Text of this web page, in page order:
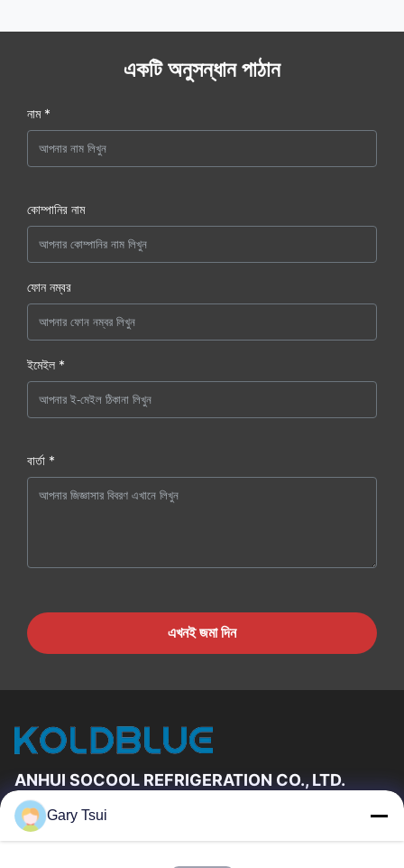
একটি অনুসন্ধান পাঠান
নাম *
কোম্পানির নাম
ফোন নম্বর
ইমেইল *
বার্তা *
এখনই জমা দিন
ANHUI SOCOOL REFRIGERATION CO., LTD.
দ্রুত লিঙ্কGary Tsui